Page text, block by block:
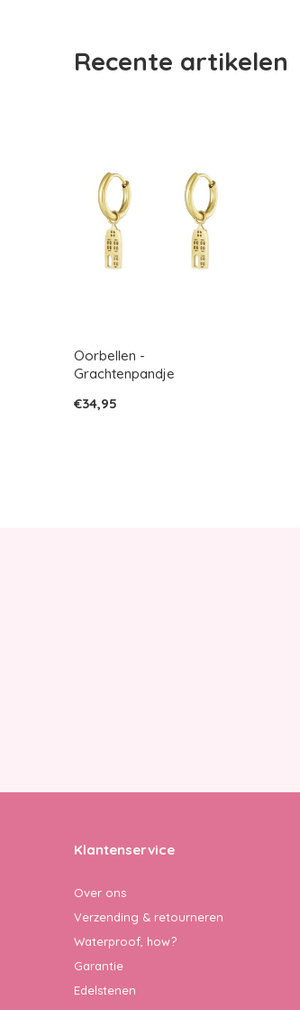
Recente artikelen
Oorbellen -
Grachtenpandje
€34,95
Klantenservice
Over ons
Verzending & retourneren
Waterproof, how?
Garantie
Edelstenen